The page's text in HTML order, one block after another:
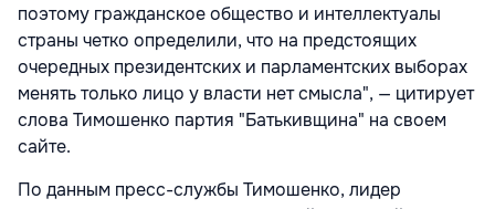
поэтому гражданское общество и интеллектуалы
страны четко определили, что на предстоящих
очередных президентских и парламентских выборах
менять только лицо у власти нет смысла", — цитирует
слова Тимошенко партия "Батькивщина" на своем
сайте.
По данным пресс-службы Тимошенко, лидер